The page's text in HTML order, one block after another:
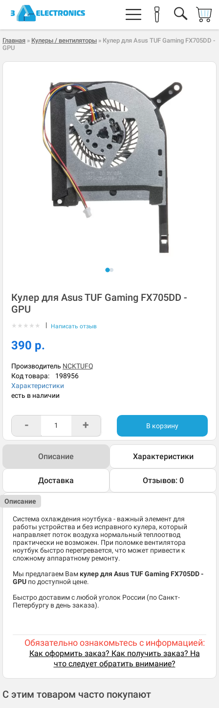
Главная » Кулеры / вентиляторы » Кулер для Asus TUF Gaming FX705DD -
GPU
Кулер для Asus TUF Gaming FX705DD -
GPU
★ ★ ★ ★ ★ | Написать отзыв
390 р.
Производитель NCKTUFQ
Код товара: 198956
Характеристики
есть в наличии
- + В корзину
Описание Характеристики
Доставка Отзывов: 0
Описание
Система охлаждения ноутбука - важный элемент для
работы устройства и без исправного кулера, который
направляет поток воздуха нормальный теплоотвод
практически не возможен. При поломке вентилятора
ноутбук быстро перегревается, что может привести к
сложному аппаратному ремонту.
Мы предлагаем Вам кулер для Asus TUF Gaming FX705DD -
GPU по доступной цене.
Быстро доставим с любой уголок России (по Санкт-
Петербургу в день заказа).
Обязательно ознакомьтесь с информацией:
Как оформить заказ? Как получить заказ? На
что следует обратить внимание?
С этим товаром часто покупают